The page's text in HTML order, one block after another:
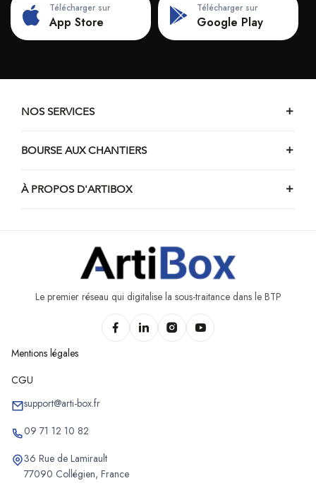
Télécharger sur
App Store
Télécharger sur
Google Play
NOS SERVICES
BOURSE AUX CHANTIERS
À PROPOS D'ARTIBOX
Le premier réseau qui digitalise la sous-traitance dans le BTP
Mentions légales
CGU
support@arti-box.fr
09 71 12 10 82
36 Rue de Lamirault
77090 Collégien, France